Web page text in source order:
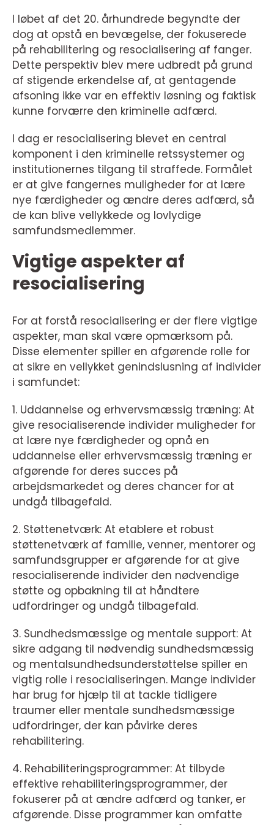
I løbet af det 20. århundrede begyndte der
dog at opstå en bevægelse, der fokuserede
på rehabilitering og resocialisering af fanger.
Dette perspektiv blev mere udbredt på grund
af stigende erkendelse af, at gentagende
afsoning ikke var en effektiv løsning og faktisk
kunne forværre den kriminelle adfærd.
I dag er resocialisering blevet en central
komponent i den kriminelle retssystemer og
institutionernes tilgang til straffede. Formålet
er at give fangernes muligheder for at lære
nye færdigheder og ændre deres adfærd, så
de kan blive vellykkede og lovlydige
samfundsmedlemmer.
Vigtige aspekter af
resocialisering
For at forstå resocialisering er der flere vigtige
aspekter, man skal være opmærksom på.
Disse elementer spiller en afgørende rolle for
at sikre en vellykket genindslusning af individer
i samfundet:
1. Uddannelse og erhvervsmæssig træning: At
give resocialiserende individer muligheder for
at lære nye færdigheder og opnå en
uddannelse eller erhvervsmæssig træning er
afgørende for deres succes på
arbejdsmarkedet og deres chancer for at
undgå tilbagefald.
2. Støttenetværk: At etablere et robust
støttenetværk af familie, venner, mentorer og
samfundsgrupper er afgørende for at give
resocialiserende individer den nødvendige
støtte og opbakning til at håndtere
udfordringer og undgå tilbagefald.
3. Sundhedsmæssige og mentale support: At
sikre adgang til nødvendig sundhedsmæssig
og mentalsundhedsunderstøttelse spiller en
vigtig rolle i resocialiseringen. Mange individer
har brug for hjælp til at tackle tidligere
traumer eller mentale sundhedsmæssige
udfordringer, der kan påvirke deres
rehabilitering.
4. Rehabiliteringsprogrammer: At tilbyde
effektive rehabiliteringsprogrammer, der
fokuserer på at ændre adfærd og tanker, er
afgørende. Disse programmer kan omfatte